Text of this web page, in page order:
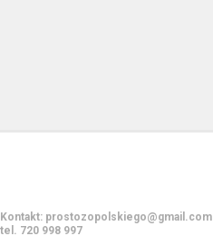
Kontakt: prostozopolskiego@gmail.com
tel. 720 998 997